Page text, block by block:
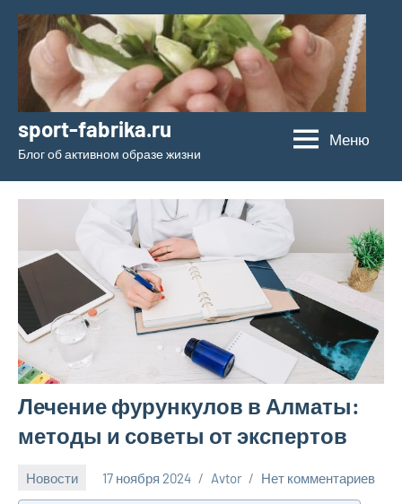
Перейти
содержимому
sport-fabrika.ru
Блог об активном образе жизни
Меню
Лечение фурункулов в Алматы:
методы и советы от экспертов
Новости 17 ноября 2024 Avtor Нет комментариев